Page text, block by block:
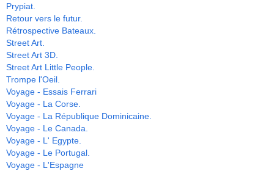
Prypiat.
Retour vers le futur.
Rétrospective Bateaux.
Street Art.
Street Art 3D.
Street Art Little People.
Trompe l'Oeil.
Voyage - Essais Ferrari
Voyage - La Corse.
Voyage - La République Dominicaine.
Voyage - Le Canada.
Voyage - L' Egypte.
Voyage - Le Portugal.
Voyage - L'Espagne